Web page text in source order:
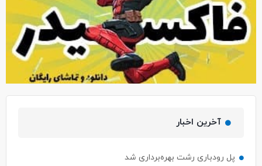
آخرین اخبار
پل رودباری رشت بهره‌برداری شد